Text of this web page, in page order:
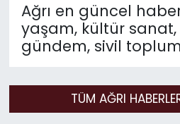
Ağrı en güncel
yaşam, kültür
gündem, sivil
TÜM AĞRI
Tüm Manşetler
Son Dakika Haberleri
Haber Arşivi